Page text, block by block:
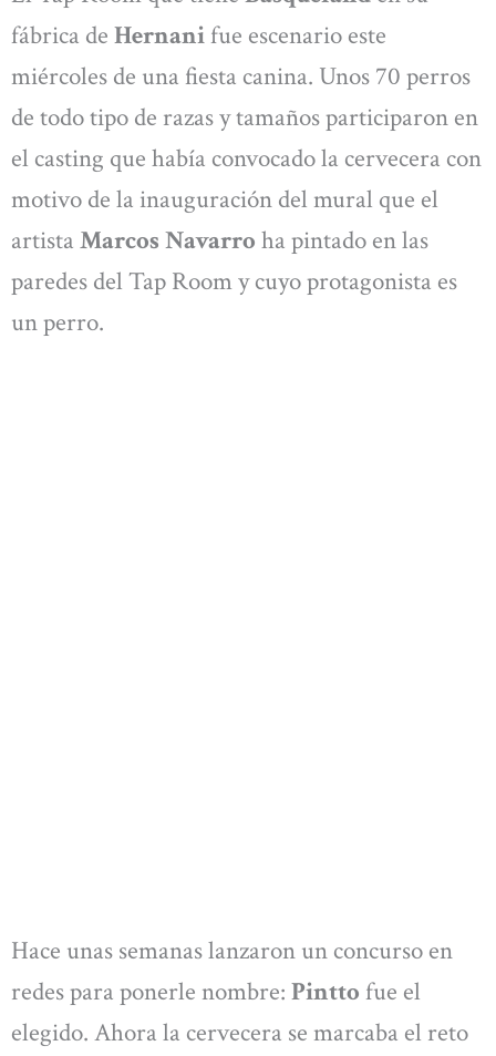
fábrica de Hernanifue escenario este
miércoles de una fiesta canina. Unos 70 perros
de todo tipo de razas y tamaños participaron en
el casting que había convocado la cervecera con
motivo de la inauguración del mural que el
artista Marcos Navarro ha pintado en las
paredes del Tap Room y cuyo protagonista es
un perro.
Hace unas semanas lanzaron un concurso en
redes para ponerle nombre: Pintto fue el
elegido. Ahora la cervecera se marcaba el reto